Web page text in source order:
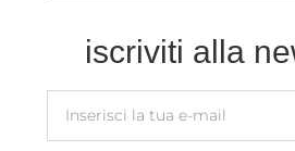
iscriviti alla